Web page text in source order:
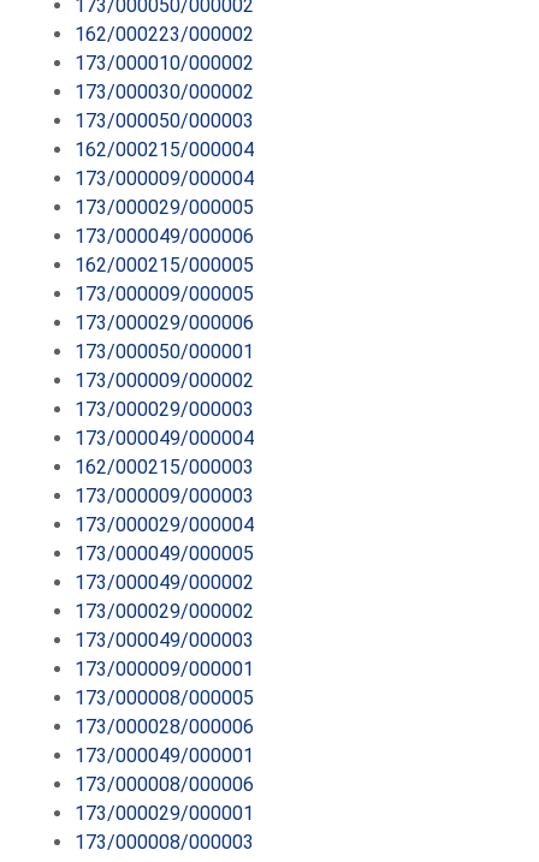
173/000050/000002
162/000223/000002
173/000010/000002
173/000030/000002
173/000050/000003
162/000215/000004
173/000009/000004
173/000029/000005
173/000049/000006
162/000215/000005
173/000009/000005
173/000029/000006
173/000050/000001
173/000009/000002
173/000029/000003
173/000049/000004
162/000215/000003
173/000009/000003
173/000029/000004
173/000049/000005
173/000049/000002
173/000029/000002
173/000049/000003
173/000009/000001
173/000008/000005
173/000028/000006
173/000049/000001
173/000008/000006
173/000029/000001
173/000008/000003